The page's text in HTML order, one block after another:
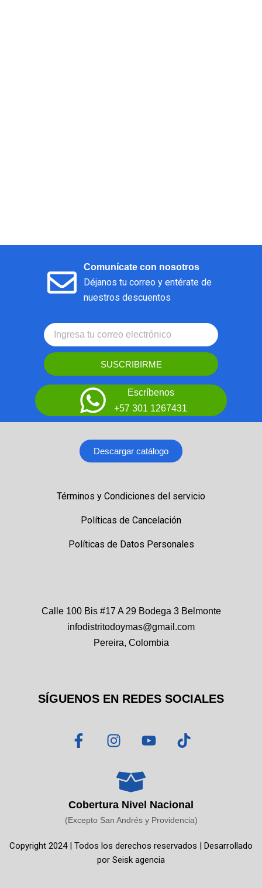
Comunícate con nosotros
Déjanos tu correo y entérate de
nuestros descuentos
SUSCRIBIRME
Escríbenos
+57 301 1267431
Descargar catálogo
Términos y Condiciones del servicio
Políticas de Cancelación
Políticas de Datos Personales
Calle 100 Bis #17 A 29 Bodega 3 Belmonte
infodistritodoymas@gmail.com
Pereira, Colombia
SÍGUENOS EN REDES SOCIALES
F
a
o
o
-
I
n
t
a
g
r
m
Y
o
b
e
T
i
k
Cobertura Nivel Nacional
(Excepto San Andrés y Providencia)
Copyright 2024 | Todos los derechos reservados | Desarrollado
por Seisk agencia